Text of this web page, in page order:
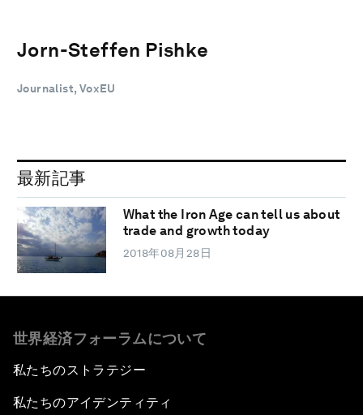
Jorn-Steffen Pishke
Journalist, VoxEU
最新記事
What the Iron Age can tell us about
trade and growth today
2018年08月28日
世界経済フォーラムについて
私たちのストラテジー
私たちのアイデンティティ